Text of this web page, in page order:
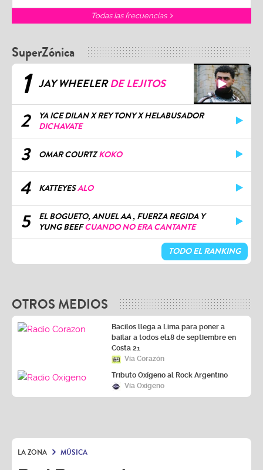
Todas las frecuencias
SuperZónica
1 JAY WHEELERDE LEJITOS
2
YA ICE DILAN X REY TONY X HELABUSADOR
DICHAVATE
3 OMAR COURTZKOKO
4 KATTEYESALO
5
EL BOGUETO, ANUEL AA , FUERZA REGIDA Y
YUNG BEEFCUANDO NO ERA CANTANTE
TODO EL RANKING
Bacilos llega a Lima para poner a
bailar a todos el18 de septiembre en
Costa 21
Vía Corazón
Tributo Oxígeno al Rock Argentino
Vía Oxígeno
Bad Bunny alcanza un